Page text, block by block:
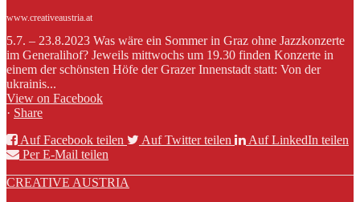
www.creativeaustria.at
5.7. – 23.8.2023 Was wäre ein Sommer in Graz ohne Jazzkonzerte
im Generalihof? Jeweils mittwochs um 19.30 finden Konzerte in
einem der schönsten Höfe der Grazer Innenstadt statt: Von der
ukrainis...
View on Facebook
· Share
Auf Facebook teilen
Auf Twitter teilen
Auf LinkedIn teilen
Per E-Mail teilen
CREATIVE AUSTRIA